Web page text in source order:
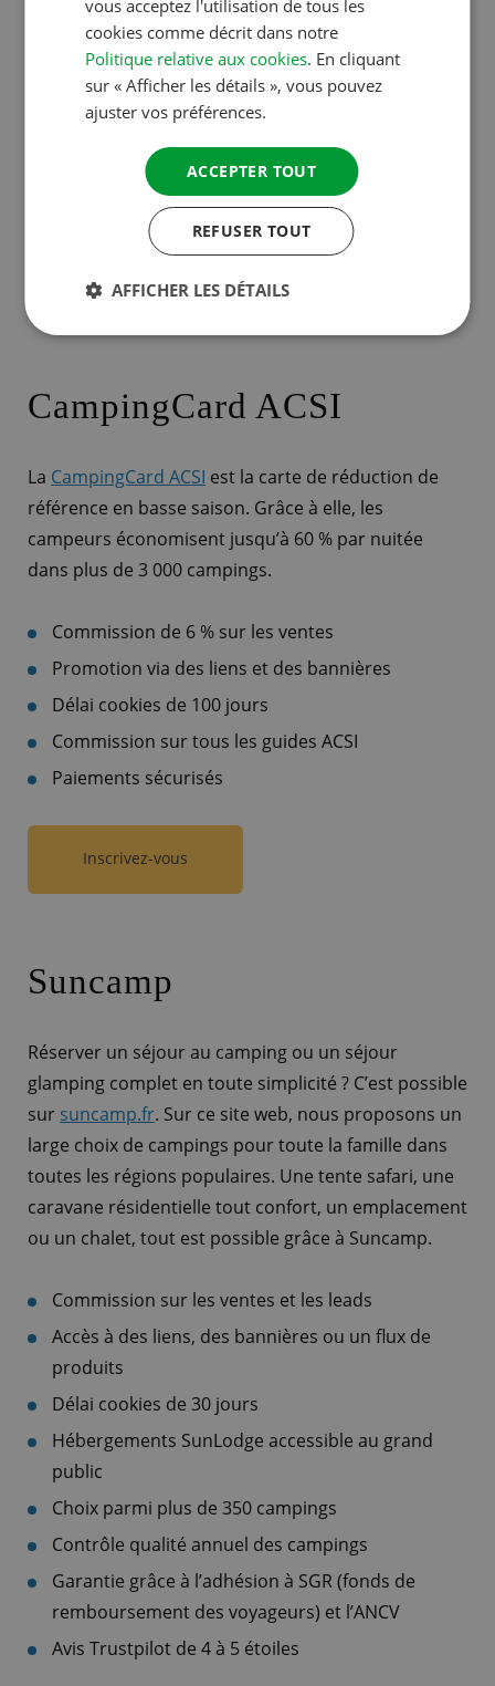
Délai cookies de 100 jours
Choix parmi des milliers de campings
Emplacements et hébergements
Contrôle qualité annuel des campings
Plus de 460 000 avis
Paiements sécurisés
Inscrivez-vous
CampingCard ACSI
La CampingCard ACSI est la carte de réduction de
référence en basse saison. Grâce à elle, les
campeurs économisent jusqu’à 60 % par nuitée
dans plus de 3 000 campings.
Commission de 6 % sur les ventes
Promotion via des liens et des bannières
Délai cookies de 100 jours
Commission sur tous les guides ACSI
Paiements sécurisés
Inscrivez-vous
Suncamp
Réserver un séjour au camping ou un séjour
glamping complet en toute simplicité ? C’est possible
sur suncamp.fr. Sur ce site web, nous proposons un
large choix de campings pour toute la famille dans
toutes les régions populaires. Une tente safari, une
caravane résidentielle tout confort, un emplacement
ou un chalet, tout est possible grâce à Suncamp.
Commission sur les ventes et les leads
Accès à des liens, des bannières ou un flux de
produits
Délai cookies de 30 jours
Hébergements SunLodge accessible au grand
public
Choix parmi plus de 350 campings
Contrôle qualité annuel des campings
Garantie grâce à l’adhésion à SGR (fonds de
remboursement des voyageurs) et l’ANCV
Avis Trustpilot de 4 à 5 étoiles
vous acceptez l'utilisation de tous les
cookies comme décrit dans notre
Politique relative aux cookies. En cliquant
sur « Afficher les détails », vous pouvez
ajuster vos préférences.
ACCEPTER TOUT
REFUSER TOUT
AFFICHER LES DÉTAILS